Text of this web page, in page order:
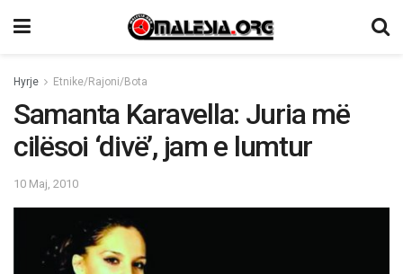
Hyrje Etnike/Rajoni/Bota
Samanta Karavella: Juria më
cilësoi ‘divë’, jam e lumtur
10 Maj, 2010